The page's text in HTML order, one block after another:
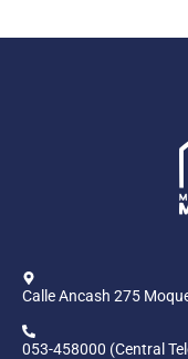
Calle Ancash 275
053-458000 (Central